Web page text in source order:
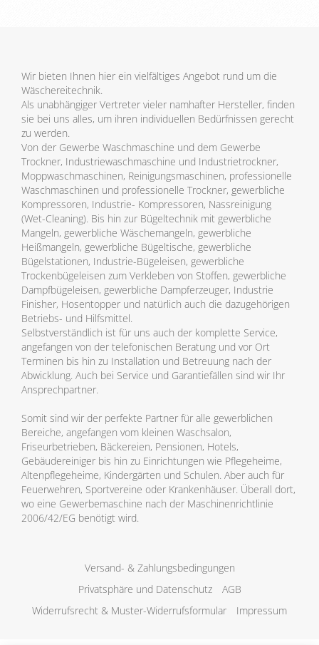
Wir bieten Ihnen hier ein vielfältiges Angebot rund um die
Wäschereitechnik.
Als unabhängiger Vertreter vieler namhafter Hersteller, finden
sie bei uns alles, um ihren individuellen Bedürfnissen gerecht
zu werden.
Von der Gewerbe Waschmaschine und dem Gewerbe
Trockner, Industriewaschmaschine und Industrietrockner,
Moppwaschmaschinen, Reinigungsmaschinen, professionelle
Waschmaschinen und professionelle Trockner, gewerbliche
Kompressoren, Industrie- Kompressoren, Nassreinigung
(Wet-Cleaning). Bis hin zur Bügeltechnik mit gewerbliche
Mangeln, gewerbliche Wäschemangeln, gewerbliche
Heißmangeln, gewerbliche Bügeltische, gewerbliche
Bügelstationen, Industrie-Bügeleisen, gewerbliche
Trockenbügeleisen zum Verkleben von Stoffen, gewerbliche
Dampfbügeleisen, gewerbliche Dampferzeuger, Industrie
Finisher, Hosentopper und natürlich auch die dazugehörigen
Betriebs- und Hilfsmittel.
Selbstverständlich ist für uns auch der komplette Service,
angefangen von der telefonischen Beratung und vor Ort
Terminen bis hin zu Installation und Betreuung nach der
Abwicklung. Auch bei Service und Garantiefällen sind wir Ihr
Ansprechpartner.
Somit sind wir der perfekte Partner für alle gewerblichen
Bereiche, angefangen vom kleinen Waschsalon,
Friseurbetrieben, Bäckereien, Pensionen, Hotels,
Gebäudereiniger bis hin zu Einrichtungen wie Pflegeheime,
Altenpflegeheime, Kindergärten und Schulen. Aber auch für
Feuerwehren, Sportvereine oder Krankenhäuser. Überall dort,
wo eine Gewerbemaschine nach der Maschinenrichtlinie
2006/42/EG benötigt wird.
Versand- & Zahlungsbedingungen
Privatsphäre und Datenschutz
AGB
Widerrufsrecht & Muster-Widerrufsformular
Impressum